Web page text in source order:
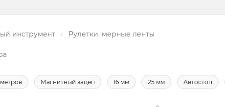
инструмент Рулетки, мерные ленты
метров Магнитный зацеп 16 мм 25 мм Автостоп